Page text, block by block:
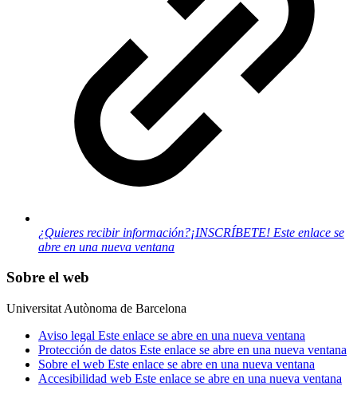
¿Quieres recibir información?¡INSCRÍBETE! Este enlace se
abre en una nueva ventana
Sobre el web
Universitat Autònoma de Barcelona
Aviso legal Este enlace se abre en una nueva ventana
Protección de datos Este enlace se abre en una nueva ventana
Sobre el web Este enlace se abre en una nueva ventana
Accesibilidad web Este enlace se abre en una nueva ventana